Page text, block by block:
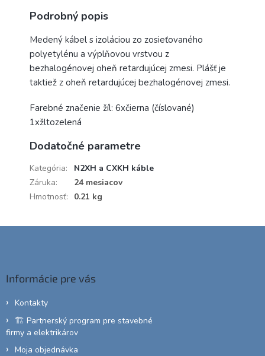
Podrobný popis
Medený kábel s izoláciou zo zosieťovaného
polyetylénu a výplňovou vrstvou z
bezhalogénovej oheň retardujúcej zmesi. Plášť je
taktiež z oheň retardujúcej bezhalogénovej zmesi.
Farebné značenie žíl: 6xčierna (číslované)
1xžltozelená
Dodatočné parametre
Kategória:
N2XH a CXKH káble
Záruka:
24 mesiacov
Hmotnosť: 0.21 kg
Informácie pre vás
Kontakty
🏗️ Partnerský program pre stavebné
firmy a elektrikárov
Moja objednávka